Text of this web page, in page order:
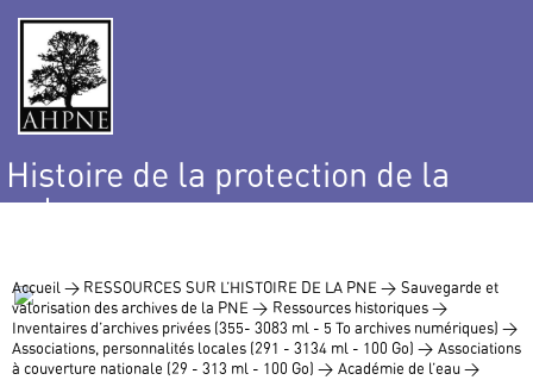
Histoire de la protection de la
nature
Accueil > RESSOURCES SUR L’HISTOIRE DE LA PNE > Sauvegarde et
valorisation des archives de la PNE > Ressources historiques >
Inventaires d’archives privées (355- 3083 ml - 5 To archives numériques) >
Associations, personnalités locales (291 - 3134 ml - 100 Go) > Associations
à couverture nationale (29 - 313 ml - 100 Go) > Académie de l’eau >